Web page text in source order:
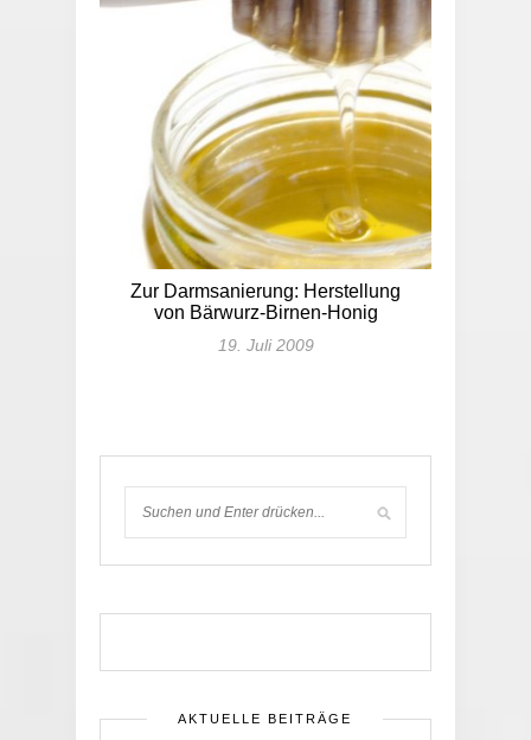
Zur Darmsanierung: Herstellung
von Bärwurz-Birnen-Honig
19. Juli 2009
AKTUELLE BEITRÄGE